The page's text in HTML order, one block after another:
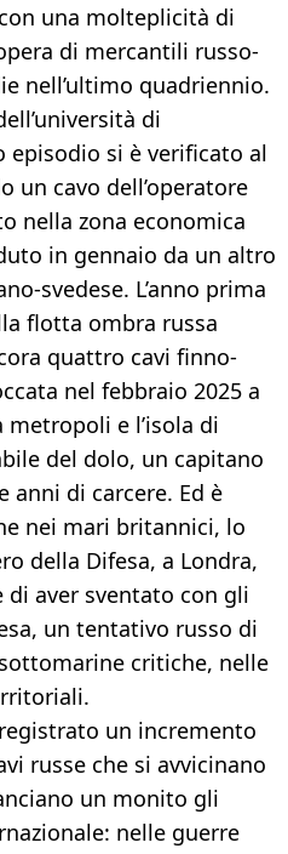
una molteplicità di
di mercantili russo-
nell’ultimo quadriennio.
di
episodio si è verificato al
un cavo dell’operatore
nella zona economica
in gennaio da un altro
svedese. L’anno prima
flotta ombra russa
quattro cavi finno-
nel febbraio 2025 a
e l’isola di
del dolo, un capitano
anni di carcere. Ed è
nei mari britannici, lo
della Difesa, a Londra,
aver sventato con gli
un tentativo russo di
critiche, nelle
un incremento
russe che si avvicinano
un monito gli
nelle guerre